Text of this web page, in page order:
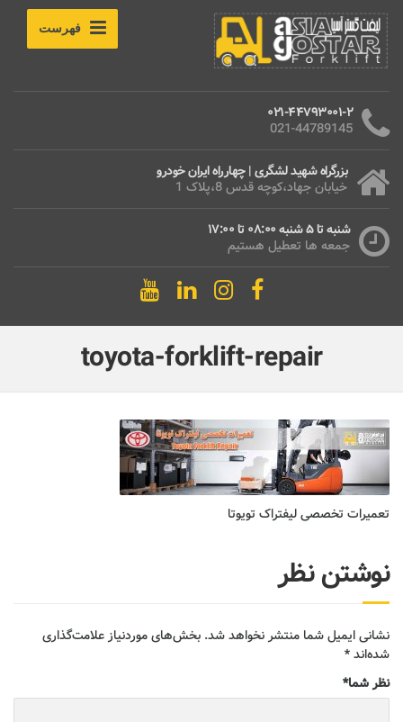
فهرست
021-44793001-2
021-44789145
بزرگراه شهید لشگری | چهارراه ایران خودرو
خیابان جهاد،کوچه قدس 8،پلاک 1
شنبه تا 5 شنبه 08:00 تا 17:00
جمعه ها تعطیل هستیم
toyota-forklift-repair
تعمیرات تخصصی لیفتراک تویوتا
نوشتن نظر
نشانی ایمیل شما منتشر نخواهد شد. بخش‌های موردنیاز علامت‌گذاری
شده‌اند*
نظر شما*